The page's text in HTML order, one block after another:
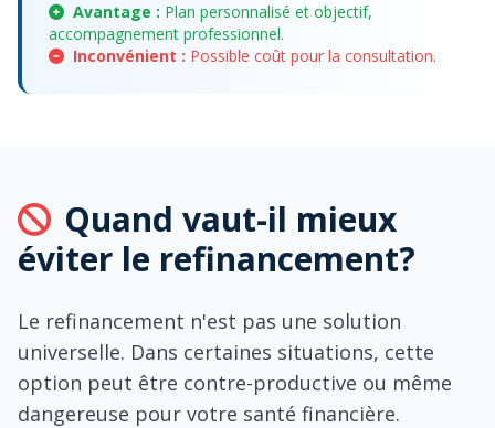
Avantage : Plan personnalisé et objectif,
accompagnement professionnel.
Inconvénient : Possible coût pour la consultation.
Quand vaut-il mieux
éviter le refinancement?
Le refinancement n'est pas une solution
universelle. Dans certaines situations, cette
option peut être contre-productive ou même
dangereuse pour votre santé financière.